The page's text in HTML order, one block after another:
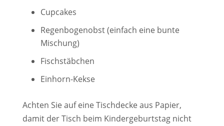
Cupcakes
Regenbogenobst (einfach eine bunte
Mischung)
Fischstäbchen
Einhorn-Kekse
Achten Sie auf eine Tischdecke aus Papier,
damit der Tisch beim Kindergeburtstag nicht